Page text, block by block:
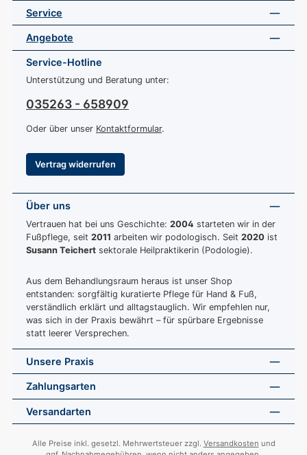
Service
Angebote
Service-Hotline
Unterstützung und Beratung unter:
035263 - 658909
Oder über unser Kontaktformular.
Vertrag widerrufen
Über uns
Vertrauen hat bei uns Geschichte: 2004 starteten wir in der
Fußpflege, seit 2011 arbeiten wir podologisch. Seit 2020 ist
Susann Teichert sektorale Heilpraktikerin (Podologie).
Aus dem Behandlungsraum heraus ist unser Shop
entstanden: sorgfältig kuratierte Pflege für Hand & Fuß,
verständlich erklärt und alltagstauglich. Wir empfehlen nur,
was sich in der Praxis bewährt – für spürbare Ergebnisse
statt leerer Versprechen.
Unsere Praxis
Zahlungsarten
Versandarten
Alle Preise inkl. gesetzl. Mehrwertsteuer zzgl. Versandkosten und